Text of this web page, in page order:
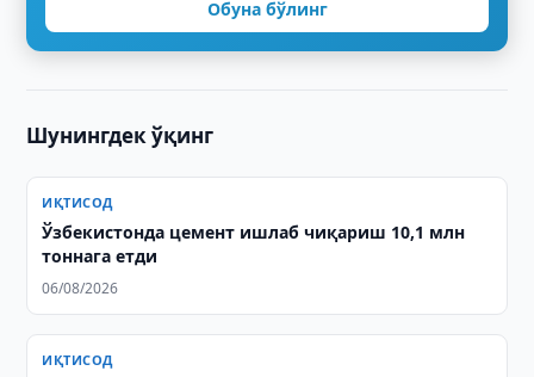
Обуна бўлинг
Шунингдек ўқинг
ИҚТИСОД
Ўзбекистонда цемент ишлаб чиқариш 10,1 млн
тоннага етди
06/08/2026
ИҚТИСОД